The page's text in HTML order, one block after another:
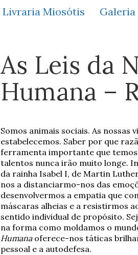
Livraria Miosótis Galeria
As Leis da
Humana –
Somos animais sociais. As nossas
estabelecemos. Saber por que
ferramenta importante que
talentos nunca irão muito longe.
da rainha Isabel I, de Martin
nos a distanciarmo-nos das
desenvolvermos a empatia que
máscaras alheias e a resistirmos
sentido individual de propósito.
na forma como moldamos o
Humanaoferece-nos táticas
pessoal e a autodefesa.